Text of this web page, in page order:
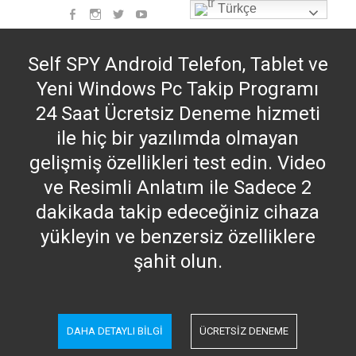
to
Facebookinstagram
Twitter
Self SPY Android Telefon, Tablet ve
Yeni Windows Pc Takip Programı
24 Saat Ücretsiz Deneme hizmeti
ile hiç bir yazılımda olmayan
gelişmiş özellikleri test edin. Video
ve Resimli Anlatım ile Sadece 2
dakikada takip edeceğiniz cihaza
yükleyin ve benzersiz özelliklere
şahit olun.
DAHA DETAYLI BİLGİ ÜCRETSIZ DENEME
Türkçe